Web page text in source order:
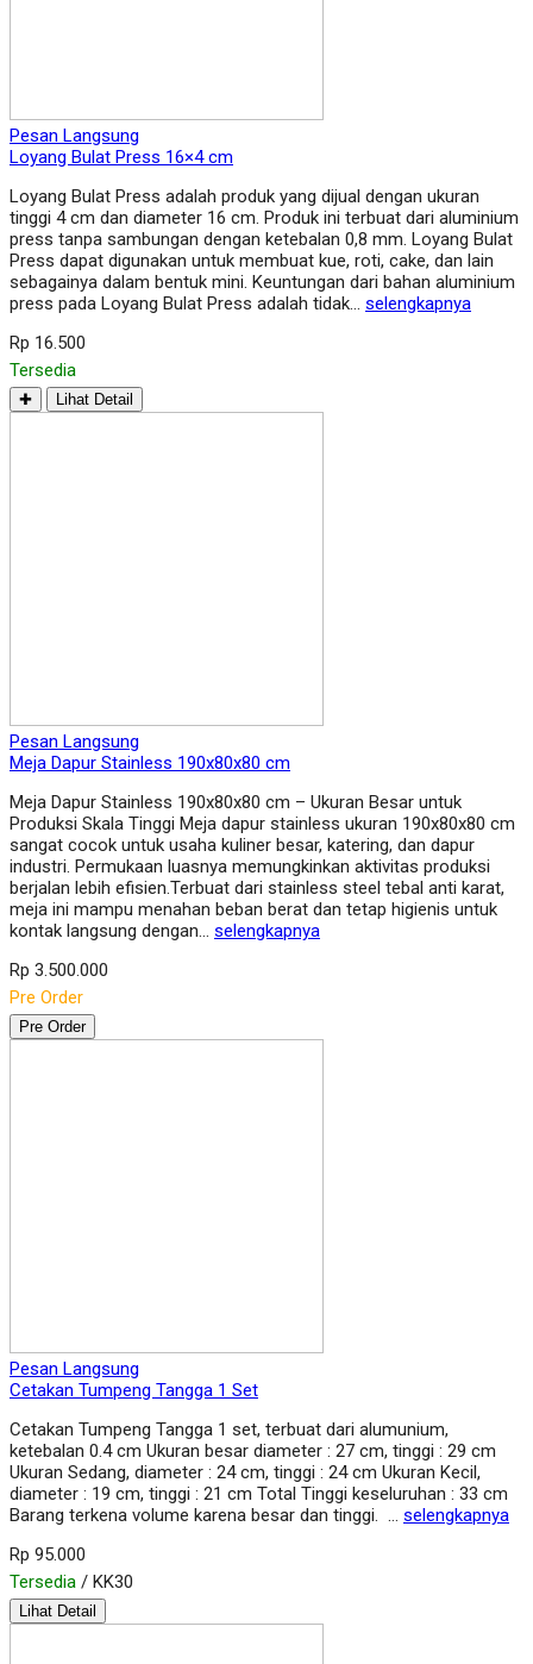
Pesan Langsung
Loyang Bulat Press 16×4 cm
Loyang Bulat Press adalah produk yang dijual dengan ukuran
tinggi 4 cm dan diameter 16 cm. Produk ini terbuat dari aluminium
press tanpa sambungan dengan ketebalan 0,8 mm. Loyang Bulat
Press dapat digunakan untuk membuat kue, roti, cake, dan lain
sebagainya dalam bentuk mini. Keuntungan dari bahan aluminium
press pada Loyang Bulat Press adalah tidak… selengkapnya
Rp 16.500
Tersedia
✚ Lihat Detail
Pesan Langsung
Meja Dapur Stainless 190x80x80 cm
Meja Dapur Stainless 190x80x80 cm – Ukuran Besar untuk
Produksi Skala Tinggi Meja dapur stainless ukuran 190x80x80 cm
sangat cocok untuk usaha kuliner besar, katering, dan dapur
industri. Permukaan luasnya memungkinkan aktivitas produksi
berjalan lebih efisien.Terbuat dari stainless steel tebal anti karat,
meja ini mampu menahan beban berat dan tetap higienis untuk
kontak langsung dengan… selengkapnya
Rp 3.500.000
Pre Order
Pre Order
Pesan Langsung
Cetakan Tumpeng Tangga 1 Set
Cetakan Tumpeng Tangga 1 set, terbuat dari alumunium,
ketebalan 0.4 cm Ukuran besar diameter : 27 cm, tinggi : 29 cm
Ukuran Sedang, diameter : 24 cm, tinggi : 24 cm Ukuran Kecil,
diameter : 19 cm, tinggi : 21 cm Total Tinggi keseluruhan : 33 cm
Barang terkena volume karena besar dan tinggi. … selengkapnya
Rp 95.000
Tersedia / KK30
Lihat Detail